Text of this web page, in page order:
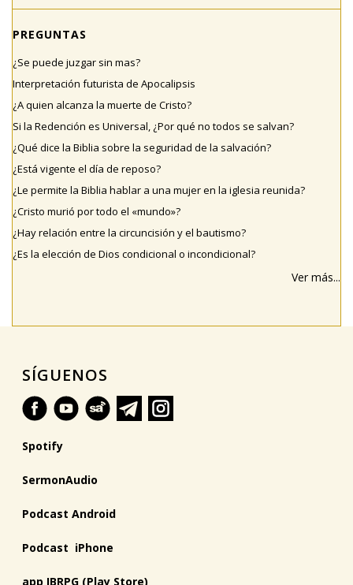
PREGUNTAS
¿Se puede juzgar sin mas?
Interpretación futurista de Apocalipsis
¿A quien alcanza la muerte de Cristo?
Si la Redención es Universal, ¿Por qué no todos se salvan?
¿Qué dice la Biblia sobre la seguridad de la salvación?
¿Está vigente el día de reposo?
¿Le permite la Biblia hablar a una mujer en la iglesia reunida?
¿Cristo murió por todo el «mundo»?
¿Hay relación entre la circuncisión y el bautismo?
¿Es la elección de Dios condicional o incondicional?
Ver más...
SÍGUENOS
Spotify
SermonAudio
Podcast Android
Podcast iPhone
app IBRPG (Play Store)